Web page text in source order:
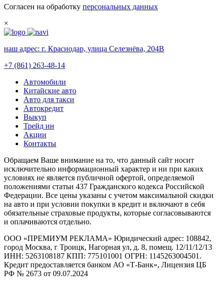
Согласен на обработку персональных данных
×
наш адрес: г. Краснодар, улица Селезнёва, 204В
+7 (861) 263-48-14
Автомобили
Китайские авто
Авто для такси
Автокредит
Выкуп
Трейд ин
Акции
Контакты
Обращаем Ваше внимание на то, что данный сайт носит
исключительно информационный характер и ни при каких
условиях не является публичной офертой, определяемой
положениями статьи 437 Гражданского кодекса Российской
Федерации. Все цены указаны с учетом максимальной скидки
на авто и при условии покупки в кредит и включают в себя
обязательные страховые продукты, которые согласовываются
и оплачиваются отдельно.
ООО «ПРЕМИУМ РЕКЛАМА» Юридический адрес: 108842,
город Москва, г Троицк, Нагорная ул, д. 8, помещ. 12/11/12/13
ИНН: 5263108187 КПП: 775101001 ОГРН: 1145263004501.
Кредит предоставляется банком АО «Т-Банк», Лицензия ЦБ
РФ № 2673 от 09.07.2024